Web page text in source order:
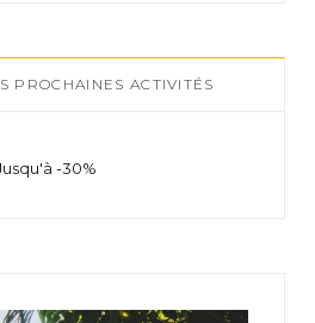
PROCHAINES ACTIVITÉS